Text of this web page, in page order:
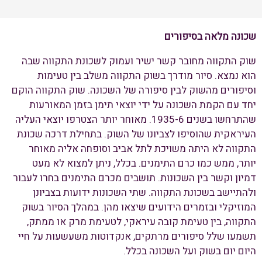
שכונה מלאה בסיפורים
שוק התקווה מחובר קשר ישיר ועמוק לשכונת התקווה שבה
הוא נמצא. סיור מודרך בשוק התקווה משלב בין טעימות
וסיפורים מהשוק לבין סיפורה של השכונה. שוק התקווה הוקם
יחד עם הקמת השכונה על ידי יוצאי תימן בזמן המאורעות
שהתרחשו בשנים 1935-6. מאוחר יותר הצטרפו יוצאי העליה
העיראקית שהוסיפו לצביונו של השוק. בתחילת דרכה שכונת
התקווה לא היתה משויכת לתל אביב וסופחה אליה מאוחר
יותר, ממש כמו כרם התימנים. בכלל, ניתן למצוא לא מעט
דמיון וקשר בין השכונות. תושבים מכרם התימנים בחרו לעבור
ולהתיישב בשכונת התקווה. שתי השכונות ידועות בצביונן
המוזיקלי ובזמרים הידועים שיצאו מהן. במהלך הסיור בשוק
התקווה, בין טעימת קובה עיראקי, לטעימת מרק או ממתק,
תשמעו שלל סיפורים מרתקים, אנקדוטות משעשעות על חיי
היום יום בשוק ועל השכונה בכלל.